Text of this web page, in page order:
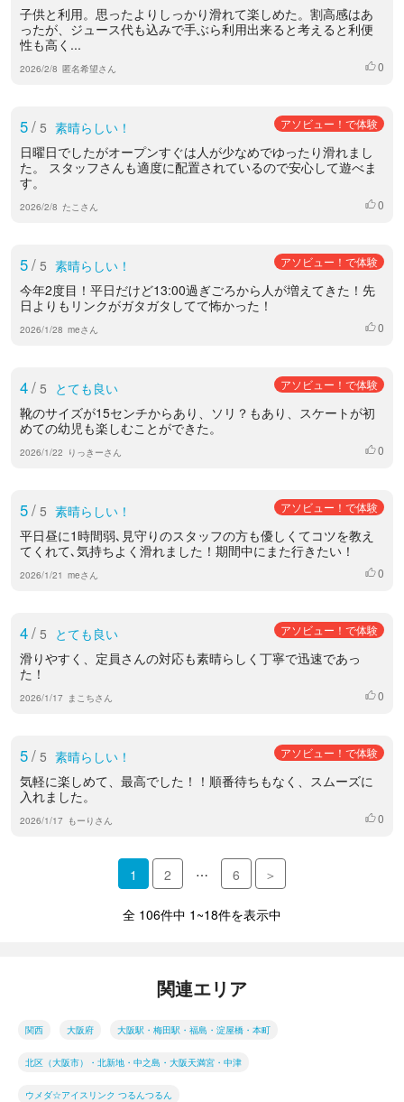
子供と利用。思ったよりしっかり滑れて楽しめた。割高感はあ
ったが、ジュース代も込みで手ぶら利用出来ると考えると利便
性も高く...
2026/2/8 匿名希望さん いいね
0
5/ 5 素晴らしい！ アソビュー！で体験
日曜日でしたがオープンすぐは人が少なめでゆったり滑れまし
た。 スタッフさんも適度に配置されているので安心して遊べま
す。
2026/2/8 たこさん いいね
0
5/ 5 素晴らしい！ アソビュー！で体験
今年2度目！平日だけど13:00過ぎごろから人が増えてきた！先
日よりもリンクがガタガタしてて怖かった！
2026/1/28 meさん いいね
0
4/ 5 とても良い アソビュー！で体験
靴のサイズが15センチからあり、ソリ？もあり、スケートが初
めての幼児も楽しむことができた。
2026/1/22 りっきーさん いいね
0
5/ 5 素晴らしい！ アソビュー！で体験
平日昼に1時間弱､見守りのスタッフの方も優しくてコツを教え
てくれて､気持ちよく滑れました！期間中にまた行きたい！
2026/1/21 meさん いいね
0
4/ 5 とても良い アソビュー！で体験
滑りやすく、定員さんの対応も素晴らしく丁寧で迅速であっ
た！
2026/1/17 まこちさん いいね
0
5/ 5 素晴らしい！ アソビュー！で体験
気軽に楽しめて、最高でした！！順番待ちもなく、スムーズに
入れました。
2026/1/17 もーりさん いいね
0
1 2 … 6 ＞
全 106件中 1~18件を表示中
関連エリア
関西 大阪府 大阪駅・梅田駅・福島・淀屋橋・本町
北区（大阪市）・北新地・中之島・大阪天満宮・中津
ウメダ☆アイスリンク つるんつるん